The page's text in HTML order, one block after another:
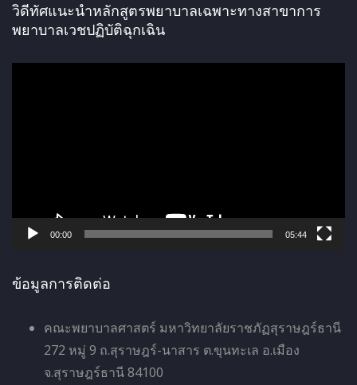
วิดีทัศแนะนำหลักสูตรพยาบาลเฉพาะทางสาขาการ
พยาบาลเวชปฏิบัติฉุกเฉิน
ดี
00:00 05:44
ข้อมูลการติดต่อ
คณะพยาบาลศาสตร์ มหาวิทยาลัยราชภัฏสุราษฎร์ธานี
272 หมู่ 9 ถ.สุราษฎร์-นาสาร ต.ขุนทะเล อ.เมือง
จ.สุราษฎร์ธานี 84100